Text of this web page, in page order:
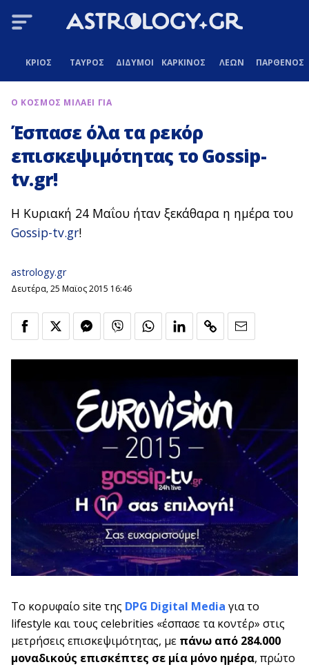
ΚΡΙΟΣ ΤΑΥΡΟΣ ΔΙΔΥΜΟΙ ΚΑΡΚΙΝΟΣ ΛΕΩΝ ΠΑΡΘΕΝΟΣ
Ο ΚΟΣΜΟΣ ΜΙΛΑΕΙ ΓΙΑ
Έσπασε όλα τα ρεκόρ
επισκεψιμότητας το Gossip-
tv.gr!
Η Κυριακή 24 Μαΐου ήταν ξεκάθαρα η ημέρα του
Gossip-tv.gr!
astrology.gr
Δευτέρα, 25 Μαϊος 2015 16:46
Το κορυφαίο site της DPG Digital Media για το
lifestyle και τους celebrities «έσπασε τα κοντέρ» στις
μετρήσεις επισκεψιμότητας, με πάνω από 284.000
μοναδικούς επισκέπτες σε μία μόνο ημέρα, πρώτο